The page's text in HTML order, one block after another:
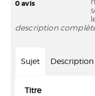
0avis
description
Sujet Description
Titre